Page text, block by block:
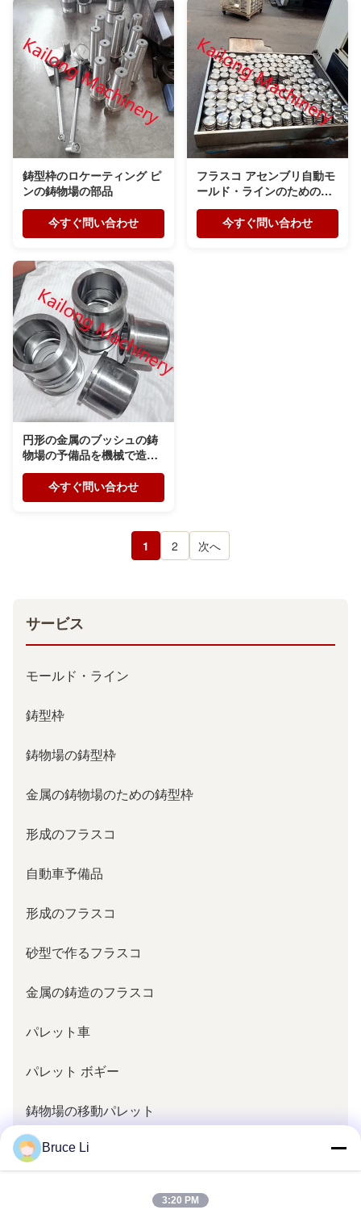
鋳型枠のロケーティング ピ
ンの鋳物場の部品
今すぐ問い合わせ
フラスコ アセンブリ自動モ
ールド・ラインのための豊
富な鋳物場の部品
今すぐ問い合わせ
円形の金属のブッシュの鋳
物場の予備品を機械で造る
CNC
今すぐ問い合わせ
1 2 次へ
サービス
モールド・ライン
鋳型枠
鋳物場の鋳型枠
金属の鋳物場のための鋳型枠
形成のフラスコ
自動車予備品
形成のフラスコ
砂型で作るフラスコ
金属の鋳造のフラスコ
パレット車
パレット ボギー
鋳物場の移動パレット
鋳物場の部品
鋳物場パターン ボルスタ
Bruce Li
3:20 PM